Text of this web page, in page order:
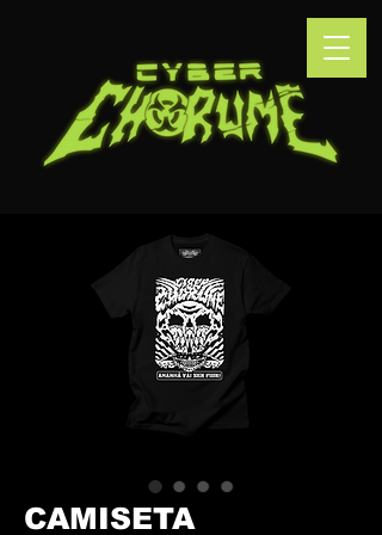
CAMISETA